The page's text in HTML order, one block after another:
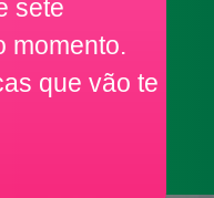
sete
momento.
que vão te